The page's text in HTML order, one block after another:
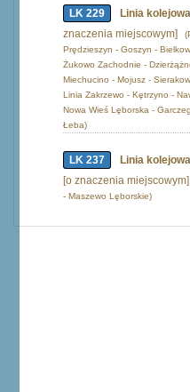
LK 229 Linia
znaczenia miejscowym]
Prędzieszyn - Goszyn -
Żukowo Zachodnie -
Miechucino - Mojusz -
Linia Zakrzewo - Kętrzyno -
Nowa Wieś Lęborska -
Łeba)
LK 237
Linia
[o znaczenia miejscowym]
- Maszewo Lęborskie)